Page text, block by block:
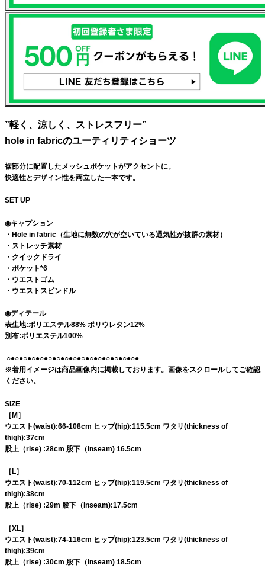
”軽く、涼しく、ストレスフリー”
hole in fabricのユーティリティショーツ
裾部分に配置したメッシュポケットがアクセントに。
快適性とデザイン性を両立した一本です。
SET UP
◉キャプション
・Hole in fabric（生地に無数の穴が空いている通気性が抜群の素材）
・ストレッチ素材
・クイックドライ
・ポケット*6
・ウエストゴム
・ウエストスピンドル
◉ディテール
表生地:ポリエステル88% ポリウレタン12%
別布:ポリエステル100%
○●○●○●○●○●○●○●○●○●○●○●○●○●○●○●○●
※着用イメージは商品画像内に掲載しております。画像をスクロールしてご確認
ください。
SIZE
［M］
ウエスト(waist):66-108cm ヒップ(hip):115.5cm ワタリ(thickness of
thigh):37cm
股上（rise) :28cm 股下（inseam) 16.5cm
［L］
ウエスト(waist):70-112cm ヒップ(hip):119.5cm ワタリ(thickness of
thigh):38cm
股上（rise) :29m 股下（inseam):17.5cm
［XL］
ウエスト(waist):74-116cm ヒップ(hip):123.5cm ワタリ(thickness of
thigh):39cm
股上（rise) :30cm 股下（inseam) 18.5cm